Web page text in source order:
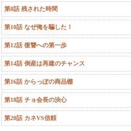
第8話 残された時間
第10話 なぜ俺を騙した！
第12話 復讐への第一歩
第14話 倒産は再建のチャンス
第16話 からっぽの商品棚
第18話 チョ会長の決心
第20話 カネVS信頼